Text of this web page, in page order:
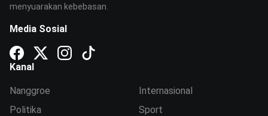
menyuarakan kebebasan.
Media Sosial
Kanal
Nanggroe
Politika
Internasional
Sport